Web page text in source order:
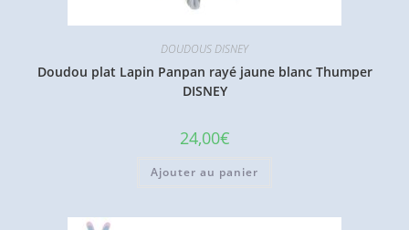
DOUDOUS DISNEY
Doudou plat Lapin Panpan rayé jaune blanc Thumper
DISNEY
24,00€
Ajouter au panier